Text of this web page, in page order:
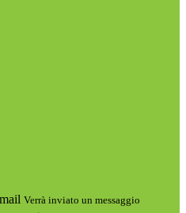
Verrà inviato un messaggio